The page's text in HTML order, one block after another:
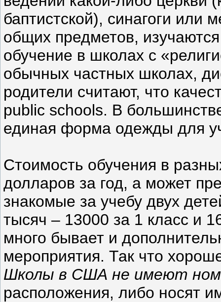
баптистской), синагоги или
общих предметов,
обучение в школах с
обычных частных школах,
родители считают, что
рublic schools. В
единая форма одежды для
Стоимость обучения в
долларов за год, а может
знакомые за учебу двух
тысяч – 13000 за 1 класс и
много бывает и
мероприятия. Так что
Школы в США не имеют
расположения, либо носят